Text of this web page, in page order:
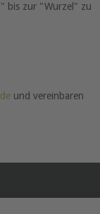
bis zur "Wurzel" zu
und vereinbaren